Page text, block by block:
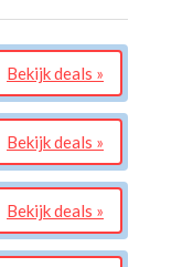
Bekijk deals »
Bekijk deals »
Bekijk deals »